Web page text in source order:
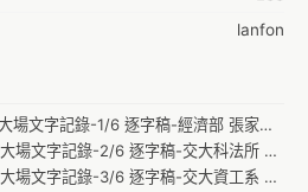
lanfon
Grace Wang
venev
1/6 服務貿易協定說明會交大場文字記錄-1/6 逐字稿-經濟部 張家祝 部長
2/6 服務貿易協定說明會交大場文字記錄-2/6 逐字稿-交大科法所 陳鋕雄 副教授(科法所團隊) +NCC 虞孝成 副主委
3/6 服務貿易協定說明會交大場文字記錄-3/6 逐字稿-交大資工系 林盈達 教授